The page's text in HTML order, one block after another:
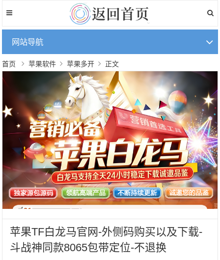
网站导航
首页 苹果软件 苹果多开 正文
苹果TF白龙马官网-外侧码购买以及下载-
斗战神同款8065包带定位-不退换